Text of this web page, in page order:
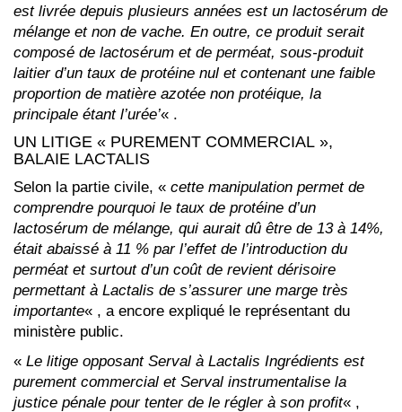
est livrée depuis plusieurs années est un lactosérum de
mélange et non de vache. En outre, ce produit serait
composé de lactosérum et de perméat, sous-produit
laitier d’un taux de protéine nul et contenant une faible
proportion de matière azotée non protéique, la
principale étant l’urée’« .
UN LITIGE « PUREMENT COMMERCIAL »,
BALAIE LACTALIS
Selon la partie civile, « cette manipulation permet de
comprendre pourquoi le taux de protéine d’un
lactosérum de mélange, qui aurait dû être de 13 à 14%,
était abaissé à 11 % par l’effet de l’introduction du
perméat et surtout d’un coût de revient dérisoire
permettant à Lactalis de s’assurer une marge très
importante« , a encore expliqué le représentant du
ministère public.
« Le litige opposant Serval à Lactalis Ingrédients est
purement commercial et Serval instrumentalise la
justice pénale pour tenter de le régler à son profit« ,